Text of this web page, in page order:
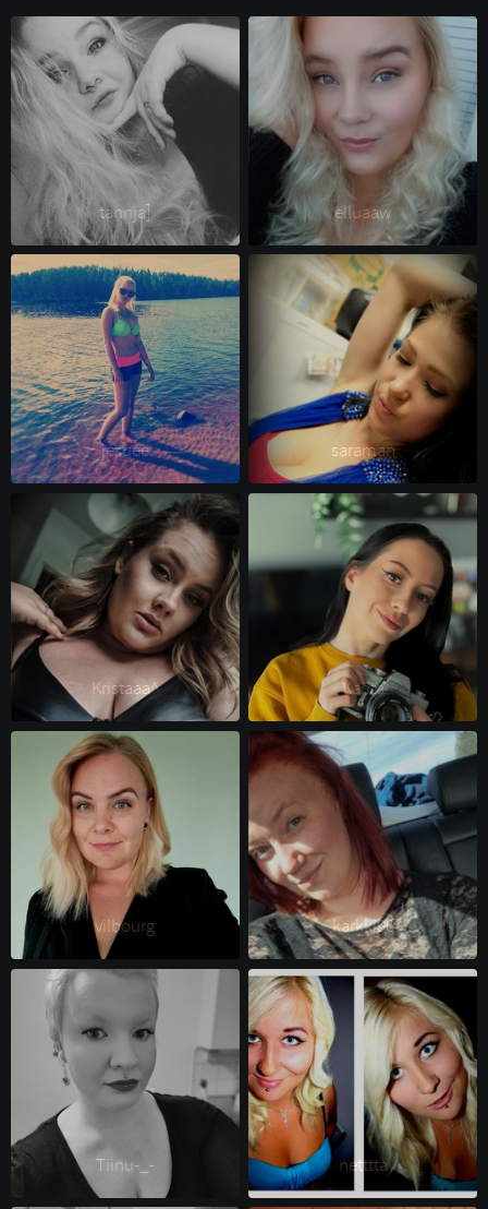
tannja] elluaaw
jesuee saraman
Kristaaa^ Karita
vilbourg karkki96
Tiinu-_- netttta